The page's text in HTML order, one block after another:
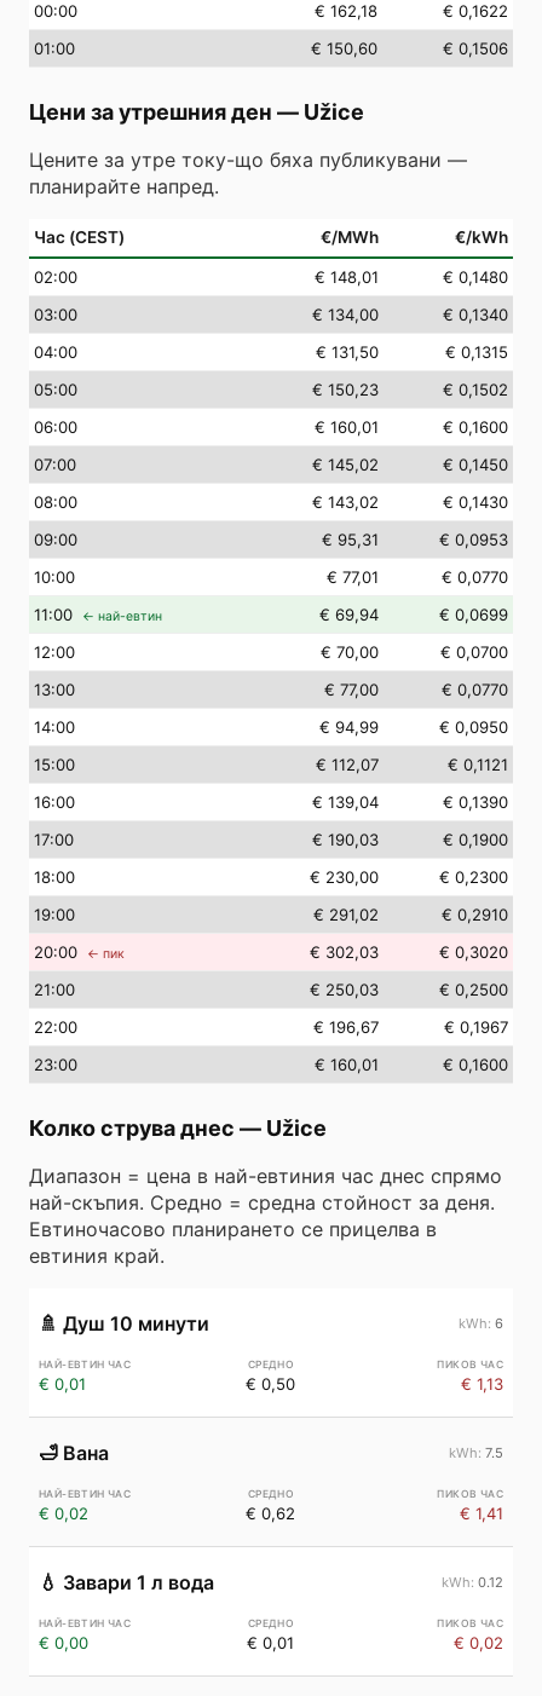
00:00 € 162,18
€ 0,1622
01:00 € 150,60 € 0,1506
Цени за утрешния ден — Užice
Цените за утре току-що бяха публикувани —
планирайте напред.
Час (CEST) €/MWh €/kWh
02:00 € 148,01
€ 0,1480
03:00 € 134,00
€ 0,1340
04:00 € 131,50
€ 0,1315
05:00 € 150,23
€ 0,1502
06:00 € 160,01
€ 0,1600
07:00 € 145,02
€ 0,1450
08:00 € 143,02
€ 0,1430
09:00 € 95,31
€ 0,0953
10:00 € 77,01
€ 0,0770
11:00 ← най-евтин € 69,94
€ 0,0699
12:00 € 70,00
€ 0,0700
13:00 € 77,00
€ 0,0770
14:00 € 94,99
€ 0,0950
15:00 € 112,07
€ 0,1121
16:00 € 139,04
€ 0,1390
17:00 € 190,03
€ 0,1900
18:00 € 230,00
€ 0,2300
19:00 € 291,02
€ 0,2910
20:00 ← пик € 302,03
€ 0,3020
21:00 € 250,03
€ 0,2500
22:00 € 196,67
€ 0,1967
23:00 € 160,01 € 0,1600
Колко струва днес — Užice
Диапазон = цена в най-евтиния час днес спрямо
най-скъпия. Средно = средна стойност за деня.
Евтиночасово планирането се прицелва в
евтиния край.
🚿 Душ 10 минути 6
€ 0,01 € 0,50 € 1,13
🛁 Вана 7.5
€ 0,02 € 0,62 € 1,41
💧 Завари 1 л вода 0.12
€ 0,00 € 0,01 € 0,02